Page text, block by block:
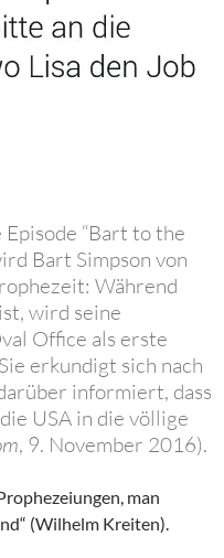
“Bart to the
Bart Simpson von
Während
wird seine
Office als erste
erkundigt sich nach
informiert, dass
USA in die völlige
, 9. November 2016).
man
(Wilhelm Kreiten).